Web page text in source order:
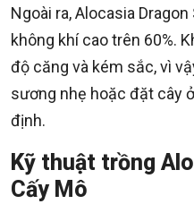
Ngoài ra, Alocasia
không khí cao trên 60%.
độ căng và kém sắc, vì
sương nhẹ hoặc đặt cây
định.
Kỹ thuật trồng
Cấy Mô